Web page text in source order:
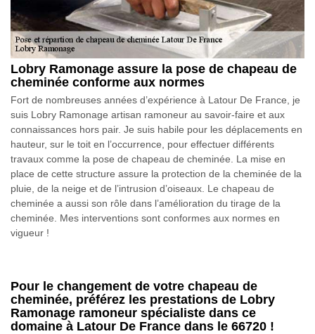
Lobry Ramonage assure la pose de chapeau de
cheminée conforme aux normes
Fort de nombreuses années d’expérience à Latour De France, je
suis Lobry Ramonage artisan ramoneur au savoir-faire et aux
connaissances hors pair. Je suis habile pour les déplacements en
hauteur, sur le toit en l’occurrence, pour effectuer différents
travaux comme la pose de chapeau de cheminée. La mise en
place de cette structure assure la protection de la cheminée de la
pluie, de la neige et de l’intrusion d’oiseaux. Le chapeau de
cheminée a aussi son rôle dans l’amélioration du tirage de la
cheminée. Mes interventions sont conformes aux normes en
vigueur !
Pour le changement de votre chapeau de
cheminée, préférez les prestations de Lobry
Ramonage ramoneur spécialiste dans ce
domaine à Latour De France dans le 66720 !